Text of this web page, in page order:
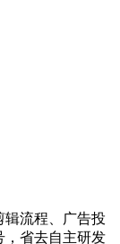
辑流程、广告投
，省去自主研发